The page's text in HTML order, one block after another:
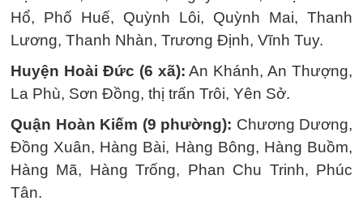
Hổ, Phố Huế, Quỳnh Lôi, Quỳnh Mai, Thanh
Lương, Thanh Nhàn, Trương Định, Vĩnh Tuy.
Huyện Hoài Đức (6 xã): An Khánh, An Thượng,
La Phù, Sơn Đồng, thị trấn Trôi, Yên Sở.
Quận Hoàn Kiếm (9 phường): Chương Dương,
Đồng Xuân, Hàng Bài, Hàng Bông, Hàng Buồm,
Hàng Mã, Hàng Trống, Phan Chu Trinh, Phúc
Tân.